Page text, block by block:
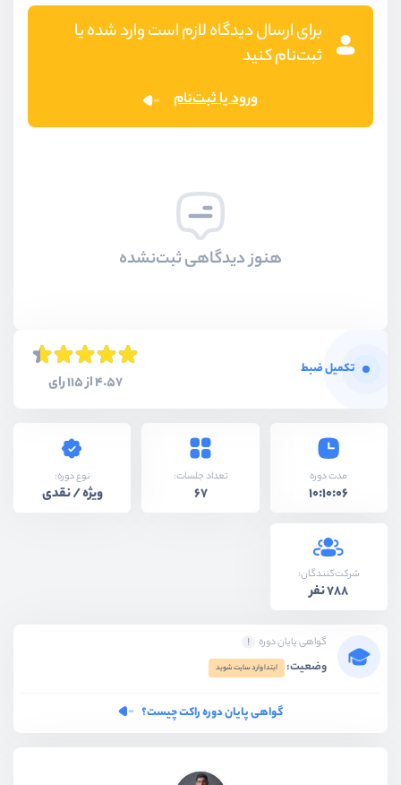
برای ارسال دیدگاه لازم است وارد شده یا
ثبت‌نام کنید
ورود یا ثبت‌نام
هنوز دیدگاهی ثبت‌نشده
تکمیل ضبط
4.57 از 115 رای
مدت دوره
10:10:06
تعداد جلسات:
67
نوع دوره:
ویژه / نقدی
شرکت‌کنندگان:
788 نفر
گواهی پایان دوره
وضعیت: ابتدا وارد سایت شوید
گواهی پایان دوره راکت چیست؟